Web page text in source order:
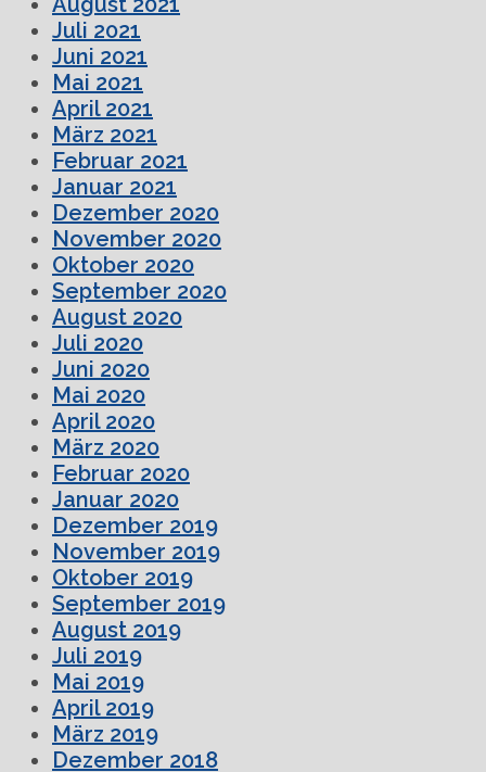
Juli 2021
Juni 2021
Mai 2021
April 2021
März 2021
Februar 2021
Januar 2021
Dezember 2020
November 2020
Oktober 2020
September 2020
August 2020
Juli 2020
Juni 2020
Mai 2020
April 2020
März 2020
Februar 2020
Januar 2020
Dezember 2019
November 2019
Oktober 2019
September 2019
August 2019
Juli 2019
Mai 2019
April 2019
März 2019
Dezember 2018